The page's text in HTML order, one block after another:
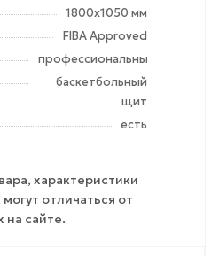
1800х1050 мм
FIBA Approved
профессиональный
баскетбольный
щит
есть
характеристики
отличаться от
на сайте.